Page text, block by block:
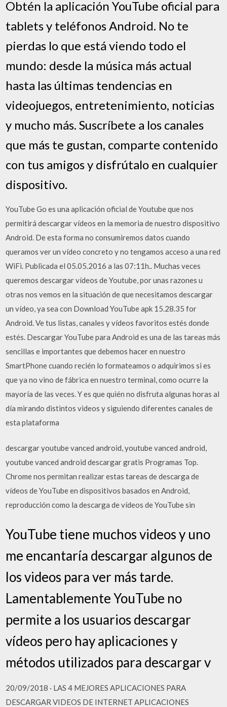
Obtén la aplicación YouTube oficial para
tablets y teléfonos Android. No te
pierdas lo que está viendo todo el
mundo: desde la música más actual
hasta las últimas tendencias en
videojuegos, entretenimiento, noticias
y mucho más. Suscríbete a los canales
que más te gustan, comparte contenido
con tus amigos y disfrútalo en cualquier
dispositivo.
YouTube Go es una aplicación oficial de Youtube que nos
permitirá descargar vídeos en la memoria de nuestro dispositivo
Android. De esta forma no consumiremos datos cuando
queramos ver un vídeo concreto y no tengamos acceso a una red
WiFi. Publicada el 05.05.2016 a las 07:11h.. Muchas veces
queremos descargar vídeos de Youtube, por unas razones u
otras nos vemos en la situación de que necesitamos descargar
un vídeo, ya sea con Download YouTube apk 15.28.35 for
Android. Ve tus listas, canales y vídeos favoritos estés donde
estés. Descargar YouTube para Android es una de las tareas más
sencillas e importantes que debemos hacer en nuestro
SmartPhone cuando recién lo formateamos o adquirimos si es
que ya no vino de fábrica en nuestro terminal, como ocurre la
mayoría de las veces. Y es que quién no disfruta algunas horas al
día mirando distintos videos y siguiendo diferentes canales de
esta plataforma
descargar youtube vanced android, youtube vanced android,
youtube vanced android descargar gratis Programas Top.
Chrome nos permitan realizar estas tareas de descarga de
vídeos de YouTube en dispositivos basados en Android,
reproducción como la descarga de vídeos de YouTube sin
YouTube tiene muchos videos y uno
me encantaría descargar algunos de
los videos para ver más tarde.
Lamentablemente YouTube no
permite a los usuarios descargar
vídeos pero hay aplicaciones y
métodos utilizados para descargar v
20/09/2018 · LAS 4 MEJORES APLICACIONES PARA
DESCARGAR VIDEOS DE INTERNET APLICACIONES